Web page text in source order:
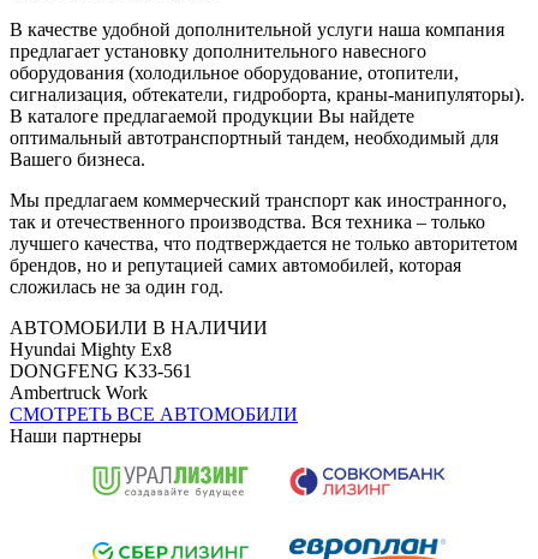
В качестве удобной дополнительной услуги наша компания
предлагает установку дополнительного навесного
оборудования (холодильное оборудование, отопители,
сигнализация, обтекатели, гидроборта, краны-манипуляторы).
В каталоге предлагаемой продукции Вы найдете
оптимальный автотранспортный тандем, необходимый для
Вашего бизнеса.
Мы предлагаем коммерческий транспорт как иностранного,
так и отечественного производства. Вся техника – только
лучшего качества, что подтверждается не только авторитетом
брендов, но и репутацией самих автомобилей, которая
сложилась не за один год.
АВТОМОБИЛИ В НАЛИЧИИ
Hyundai Mighty Ex8
DONGFENG K33-561
Ambertruck Work
СМОТРЕТЬ ВСЕ АВТОМОБИЛИ
Наши партнеры